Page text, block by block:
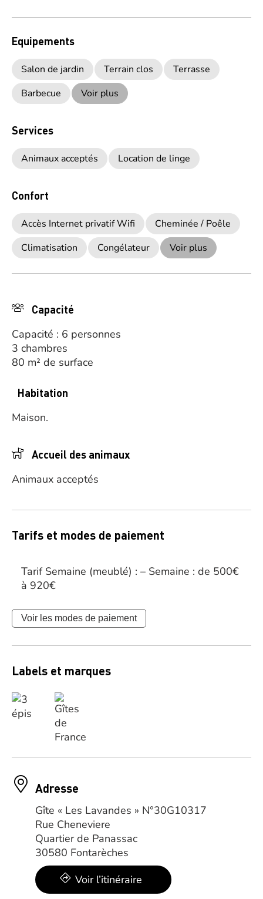
Equipements
Salon de jardin Terrain clos
Terrasse
Barbecue
Voir plus
Services
Animaux acceptés Location de linge
Confort
Accès Internet privatif Wifi
Cheminée / Poêle
Climatisation
Congélateur Voir plus
Capacité
Capacité : 6 personnes
3 chambres
80 m² de surface
Habitation
Maison.
Accueil des animaux
Animaux acceptés
Tarifs et modes de paiement
Tarif Semaine (meublé) : – Semaine : de 500€
à 920€
Voir les modes de paiement
Labels et marques
Adresse
Gîte « Les Lavandes » N°30G10317
Rue Cheneviere
Quartier de Panassac
30580 Fontarèches
Voir l’itinéraire